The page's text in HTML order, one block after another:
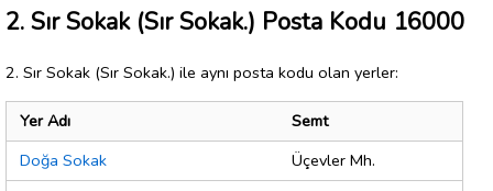
2. Sır Sokak (Sır Sokak.) Posta Kodu 16000
2. Sır Sokak (Sır Sokak.) ile aynı posta kodu olan yerler:
Yer Adı
Semt
Doğa Sokak
Üçevler Mh.